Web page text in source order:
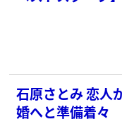
石原さとみ 恋人
婚へと準備着々